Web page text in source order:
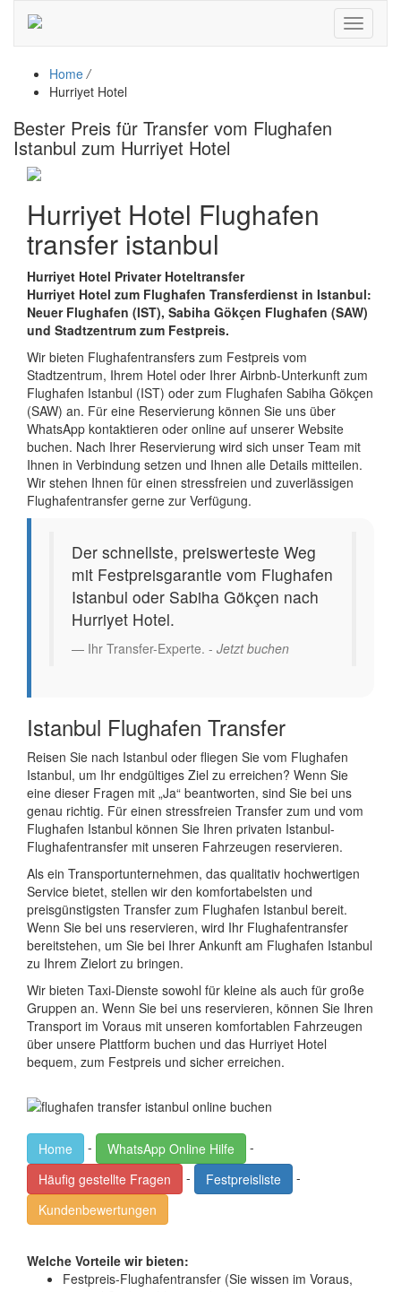
Toggle
Home /
Hurriyet Hotel
Bester Preis für Transfer vom Flughafen
Istanbul zum Hurriyet Hotel
Hurriyet Hotel Flughafen
transfer istanbul
Hurriyet Hotel Privater Hoteltransfer
Hurriyet Hotel zum Flughafen Transferdienst in Istanbul:
Neuer Flughafen (IST), Sabiha Gökçen Flughafen (SAW)
und Stadtzentrum zum Festpreis.
Wir bieten Flughafentransfers zum Festpreis vom
Stadtzentrum, Ihrem Hotel oder Ihrer Airbnb-Unterkunft zum
Flughafen Istanbul (IST) oder zum Flughafen Sabiha Gökçen
(SAW) an. Für eine Reservierung können Sie uns über
WhatsApp kontaktieren oder online auf unserer Website
buchen. Nach Ihrer Reservierung wird sich unser Team mit
Ihnen in Verbindung setzen und Ihnen alle Details mitteilen.
Wir stehen Ihnen für einen stressfreien und zuverlässigen
Flughafentransfer gerne zur Verfügung.
Der schnellste, preiswerteste Weg
mit Festpreisgarantie vom Flughafen
Istanbul oder Sabiha Gökçen nach
Hurriyet Hotel.
Ihr Transfer-Experte. - Jetzt buchen
Istanbul Flughafen Transfer
Reisen Sie nach Istanbul oder fliegen Sie vom Flughafen
Istanbul, um Ihr endgültiges Ziel zu erreichen? Wenn Sie
eine dieser Fragen mit „Ja“ beantworten, sind Sie bei uns
genau richtig. Für einen stressfreien Transfer zum und vom
Flughafen Istanbul können Sie Ihren privaten Istanbul-
Flughafentransfer mit unseren Fahrzeugen reservieren.
Als ein Transportunternehmen, das qualitativ hochwertigen
Service bietet, stellen wir den komfortabelsten und
preisgünstigsten Transfer zum Flughafen Istanbul bereit.
Wenn Sie bei uns reservieren, wird Ihr Flughafentransfer
bereitstehen, um Sie bei Ihrer Ankunft am Flughafen Istanbul
zu Ihrem Zielort zu bringen.
Wir bieten Taxi-Dienste sowohl für kleine als auch für große
Gruppen an. Wenn Sie bei uns reservieren, können Sie Ihren
Transport im Voraus mit unseren komfortablen Fahrzeugen
über unsere Plattform buchen und das Hurriyet Hotel
bequem, zum Festpreis und sicher erreichen.
Home - WhatsApp Online Hilfe
-
Häufig gestellte Fragen
- Festpreisliste
-
Kundenbewertungen
Welche Vorteile wir bieten:
Festpreis-Flughafentransfer (Sie wissen im Voraus,